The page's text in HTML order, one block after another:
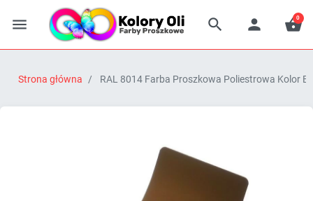
   
0
Strona główna RAL 8014 Farba Proszkowa Poliestrowa Kolor